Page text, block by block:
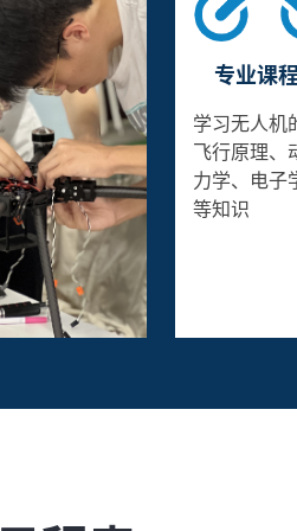
专业课程
学习无人机
飞行原理、
力学、电子
等知识